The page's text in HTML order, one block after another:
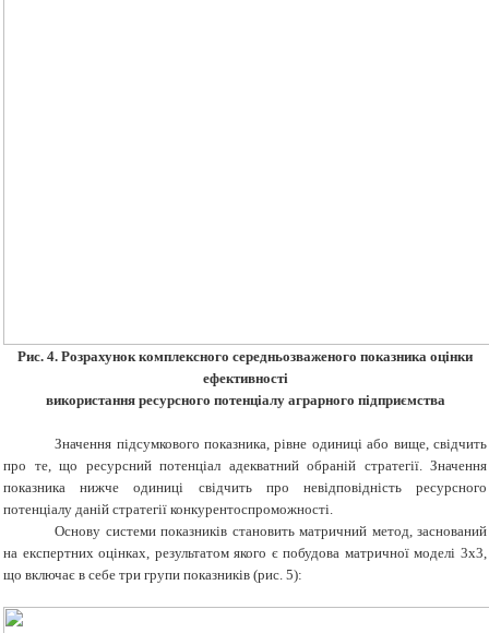
Рис. 4. Розрахунок комплексного середньозваженого показника оцінки
ефективності
використання ресурсного потенціалу аграрного підприємства
Значення підсумкового показника, рівне одиниці або вище, свідчить
про те, що ресурсний потенціал адекватний обраній стратегії. Значення
показника нижче одиниці свідчить про невідповідність ресурсного
потенціалу даній стратегії конкурентоспроможності.
Основу системи показників становить матричний метод, заснований
на експертних оцінках, результатом якого є побудова матричної моделі 3х3,
що включає в себе три групи показників (рис. 5):